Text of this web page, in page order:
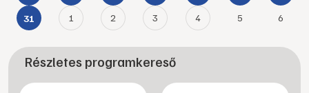
31 1 2 3 4 5 6
Részletes programkereső